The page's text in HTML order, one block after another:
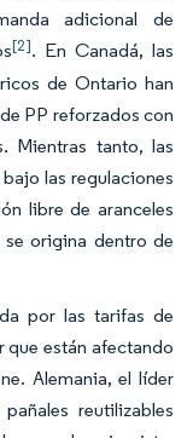
adicional de
[2]. En Canadá, las
de Ontario han
PP reforzados con
Mientras tanto, las
las regulaciones
libre de aranceles
origina dentro de
por las tarifas de
están afectando
Alemania, el líder
reutilizables